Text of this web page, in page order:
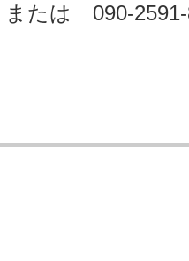
または 090-